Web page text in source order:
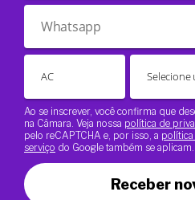
Ao se inscrever, você confirma que
na Câmara. Veja nossa política de
pelo reCAPTCHA e, por isso, a
serviço do Google também se aplicam.
Receber